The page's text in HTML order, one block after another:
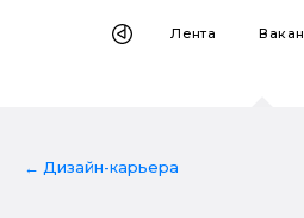
Лента
← Дизайн-карьера